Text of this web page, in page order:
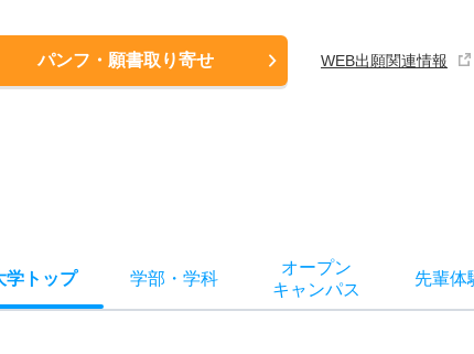
パンフ・願書取り寄せ WEB出願関連情報
学トップ 学部 ・ 学科
オープン
キャンパス
先輩体